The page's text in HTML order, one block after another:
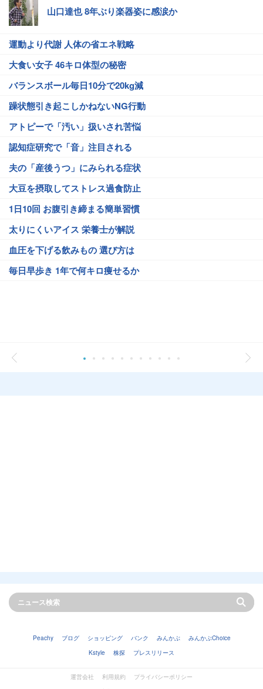
山口達也 8年ぶり楽器姿に感涙か
運動より代謝 人体の省エネ戦略
大食い女子 46キロ体型の秘密
バランスボール毎日10分で20kg減
躁状態引き起こしかねないNG行動
アトピーで「汚い」扱いされ苦悩
認知症研究で「音」注目される
夫の「産後うつ」にみられる症状
大豆を摂取してストレス過食防止
1日10回 お腹引き締まる簡単習慣
太りにくいアイス 栄養士が解説
血圧を下げる飲みもの 選び方は
毎日早歩き 1年で何キロ痩せるか
Peachy ブログ ショッピング バンク みんかぶ
みんかぶChoice
Kstyle
株探 プレスリリース
運営会社 利用規約
プライバシーポリシー